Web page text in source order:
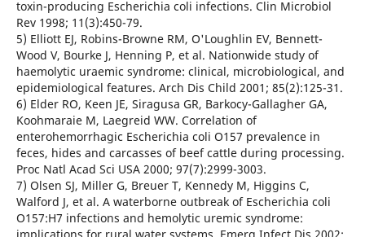
toxin-producing Escherichia coli infections. Clin Microbiol
Rev 1998; 11(3):450-79.
5) Elliott EJ, Robins-Browne RM, O'Loughlin EV, Bennett-
Wood V, Bourke J, Henning P, et al. Nationwide study of
haemolytic uraemic syndrome: clinical, microbiological, and
epidemiological features. Arch Dis Child 2001; 85(2):125-31.
6) Elder RO, Keen JE, Siragusa GR, Barkocy-Gallagher GA,
Koohmaraie M, Laegreid WW. Correlation of
enterohemorrhagic Escherichia coli O157 prevalence in
feces, hides and carcasses of beef cattle during processing.
Proc Natl Acad Sci USA 2000; 97(7):2999-3003.
7) Olsen SJ, Miller G, Breuer T, Kennedy M, Higgins C,
Walford J, et al. A waterborne outbreak of Escherichia coli
O157:H7 infections and hemolytic uremic syndrome: